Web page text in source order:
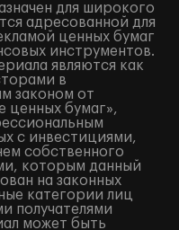
для широкого
адресованной для
ценных бумаг
инструментов.
являются как
в
законом от
ценных бумаг»,
с инвестициями,
собственного
которым данный
на законных
категории лиц
получателями
может быть